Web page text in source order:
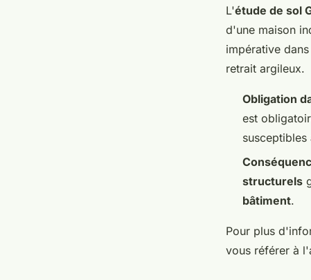
L'étude de sol
d'une maison
impérative
retrait argileux.
Obligation
est
structurels
bâtiment.
Pour plus
vous référer à